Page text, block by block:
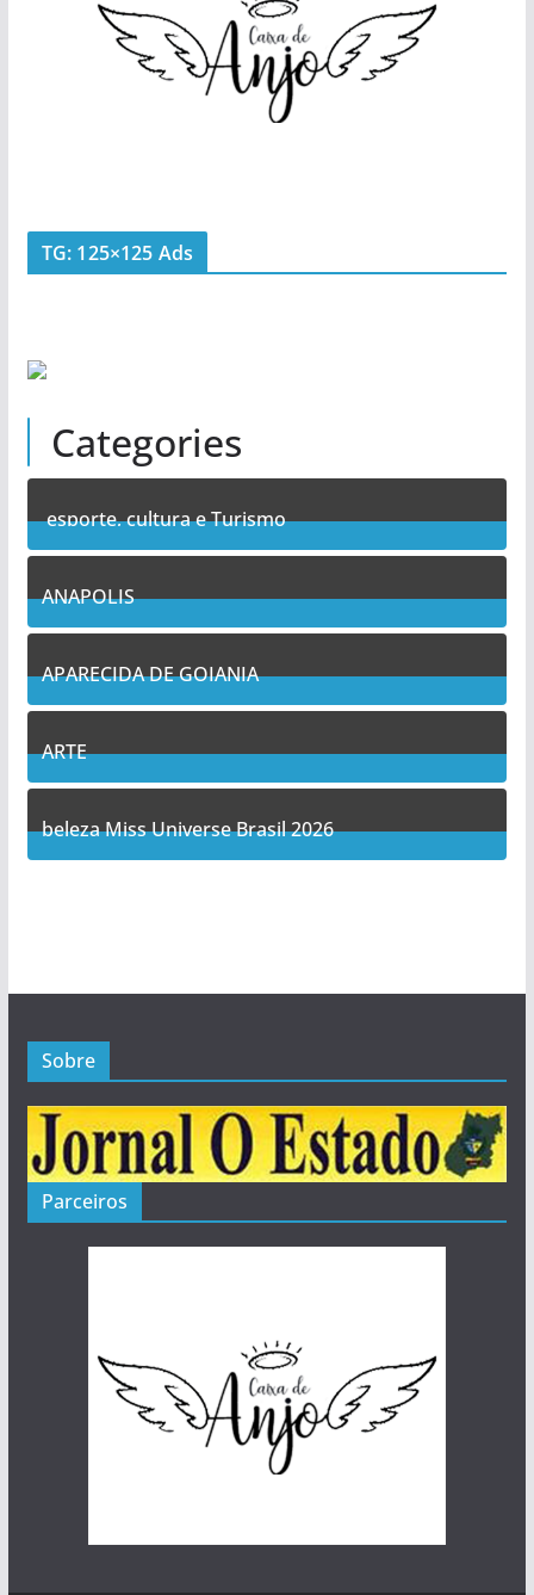
TG: 125×125 Ads
Categories
esporte, cultura e Turismo
7Posts
ANAPOLIS
10Posts
APARECIDA DE GOIANIA
12Posts
ARTE
5Posts
beleza Miss Universe Brasil 2026
Sobre
Parceiros